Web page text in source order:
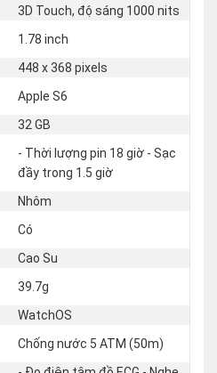
3D Touch, độ sáng 1000 nits
1.78 inch
448 x 368 pixels
Apple S6
32 GB
- Thời lượng pin 18 giờ - Sạc
đầy trong 1.5 giờ
Nhôm
Có
Cao Su
39.7g
WatchOS
Chống nước 5 ATM (50m)